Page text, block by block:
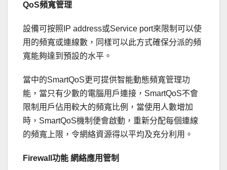
QoS頻寬管理
設備可按照IP address或Service port來限制可以使
用的頻寬或連線數，同樣可以此方式確保分派的頻
寬能夠達到預設的水平。
當中的SmartQoS更可提供智能動態頻寬管理功
能，當只有少數的電腦用戶連接，SmartQoS不會
限制用戶佔用較大的頻寬比例，當使用人數增加
時，SmartQoS機制便會啟動，重新分配每個連線
的頻寬上限，令網絡資源得以平均及充分利用。
Firewall功能 網絡應用管制